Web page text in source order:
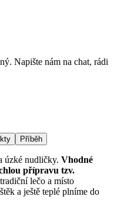
Napište nám na chat, rádi
Příběh
úzké nudličky. Vhodné
přípravu tzv.
lečo a místo
a ještě teplé plníme do